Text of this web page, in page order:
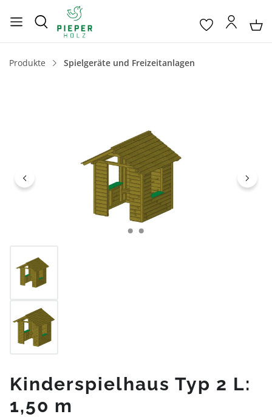
Produkte Spielgeräte und Freizeitanlagen
Kinderspielhaus Typ 2 L:
1,50 m